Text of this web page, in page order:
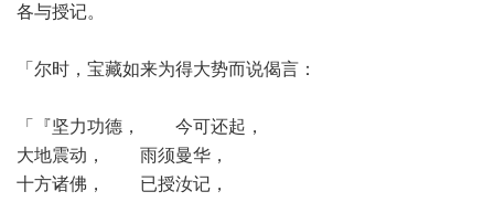
各与授记。
「尔时，宝藏如来为得大势而说偈言：
「『坚力功德， 今可还起，
大地震动， 雨须曼华，
十方诸佛， 已授汝记，